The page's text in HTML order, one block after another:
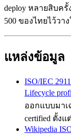
deploy หลายสิบครั้
500 ของไทยไว้วา
แหล่งข้อมูล
ISO/IEC
Lifecycle
ออกแบบมาเ
certified ตั้งแ
Wikipedia